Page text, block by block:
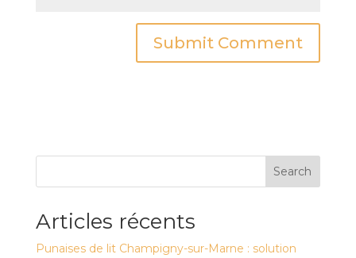
Search
Articles récents
Punaises de lit Champigny-sur-Marne : solution